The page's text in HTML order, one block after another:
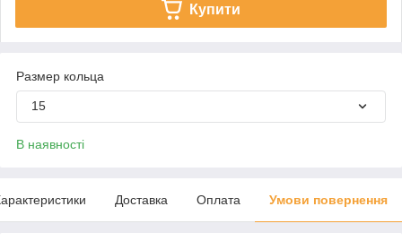
Купити
Размер кольца
15
В наявності
Доставка Оплата Умови повернення